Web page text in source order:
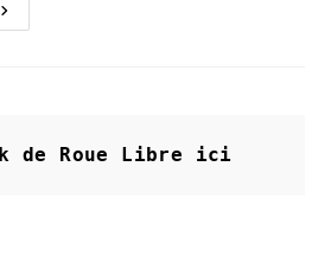
Le
Tabléede Roue Libre ici